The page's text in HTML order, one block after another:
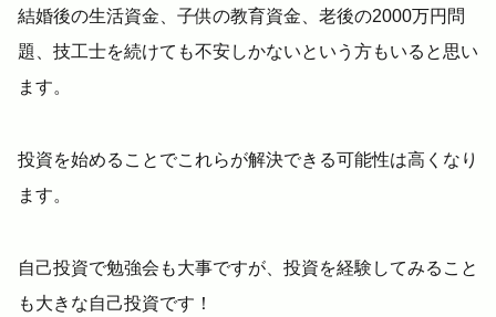
結婚後の生活資金、子供の教育資金、老後の2000万円問
題、技工士を続けても不安しかないという方もいると思い
ます。
投資を始めることでこれらが解決できる可能性は高くなり
ます。
自己投資で勉強会も大事ですが、投資を経験してみること
も大きな自己投資です！